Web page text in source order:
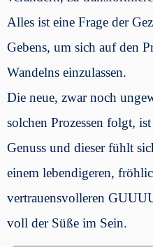
Alles ist eine Frage der
Gebens, um sich auf den
Wandelns einzulassen.
Die neue, zwar noch
solchen Prozessen folgt,
Genuss und dieser fühlt
einem lebendigeren,
vertrauensvolleren
voll der Süße im Sein.